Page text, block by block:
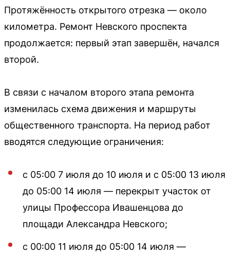
Протяжённость открытого отрезка — около
километра. Ремонт Невского проспекта
продолжается: первый этап завершён, начался
второй.
В связи с началом второго этапа ремонта
изменилась схема движения и маршруты
общественного транспорта. На период работ
вводятся следующие ограничения:
с 05:00 7 июля до 10 июля и с 05:00 13 июля
до 05:00 14 июля — перекрыт участок от
улицы Профессора Ивашенцова до
площади Александра Невского;
с 00:00 11 июля до 05:00 14 июля —